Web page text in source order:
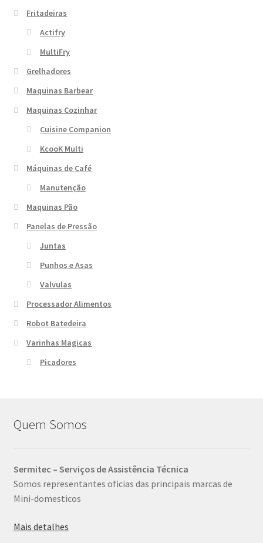
Fritadeiras
Actifry
MultiFry
Grelhadores
Maquinas Barbear
Maquinas Cozinhar
Cuisine Companion
KcooK Multi
Máquinas de Café
Manutenção
Maquinas Pão
Panelas de Pressão
Juntas
Punhos e Asas
Valvulas
Processador Alimentos
Robot Batedeira
Varinhas Magicas
Picadores
Quem Somos
Sermitec – Serviços de Assistência Técnica
Somos representantes oficias das principais marcas de
Mini-domesticos
Mais detalhes